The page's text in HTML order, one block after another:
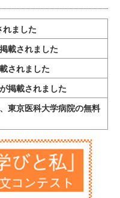
ました
載されました
されました
掲載されました
東京医科大学病院の無料